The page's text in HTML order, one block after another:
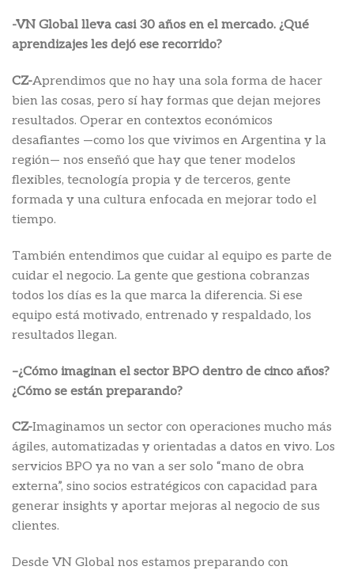
-VN Global lleva casi 30 años en el mercado. ¿Qué
aprendizajes les dejó ese recorrido?
CZ-Aprendimos que no hay una sola forma de hacer
bien las cosas, pero sí hay formas que dejan mejores
resultados. Operar en contextos económicos
desafiantes —como los que vivimos en Argentina y la
región— nos enseñó que hay que tener modelos
flexibles, tecnología propia y de terceros, gente
formada y una cultura enfocada en mejorar todo el
tiempo.
También entendimos que cuidar al equipo es parte de
cuidar el negocio. La gente que gestiona cobranzas
todos los días es la que marca la diferencia. Si ese
equipo está motivado, entrenado y respaldado, los
resultados llegan.
–¿Cómo imaginan el sector BPO dentro de cinco años?
¿Cómo se están preparando?
CZ-Imaginamos un sector con operaciones mucho más
ágiles, automatizadas y orientadas a datos en vivo. Los
servicios BPO ya no van a ser solo “mano de obra
externa”, sino socios estratégicos con capacidad para
generar insights y aportar mejoras al negocio de sus
clientes.
Desde VN Global nos estamos preparando con